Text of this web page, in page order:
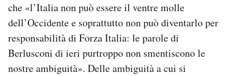
che «l’Italia non può essere il ventre molle
dell’Occidente e soprattutto non può diventarlo per
responsabilità di Forza Italia: le parole di
Berlusconi di ieri purtroppo non smentiscono le
nostre ambiguità». Delle ambiguità a cui si